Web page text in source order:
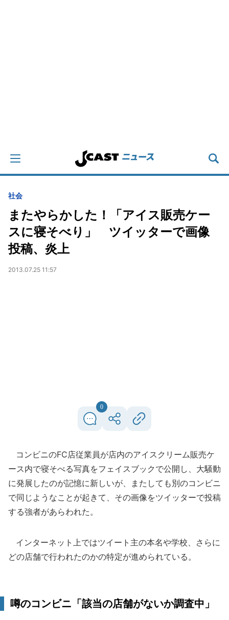
社会
またやらかした！「アイス販売ケー
スに寝そべり」 ツイッターで画像
投稿、炎上
2013.07.25 11:57
0
コンビニのFC店従業員が店内のアイスクリーム販売ケ
ース内で寝そべる写真をフェイスブックで公開し、大騒動
に発展したのが記憶に新しいが、またしても別のコンビニ
で同じようなことが起きて、その画像をツイッターで投稿
する強者があらわれた。
インターネット上ではツイート主の本名や学校、さらに
どの店舗で行われたのかの特定が進められている。
噂のコンビニ「該当の店舗がないか調査中」